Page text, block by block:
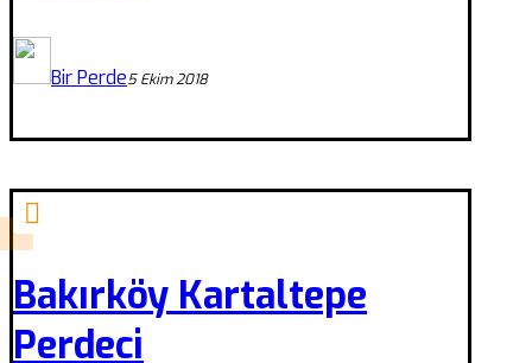
Bir Perde5 Ekim 2018
Bakırköy Kartaltepe
Perdeci